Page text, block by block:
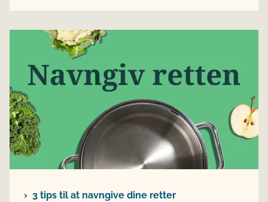
3 tips til at navngive dine retter